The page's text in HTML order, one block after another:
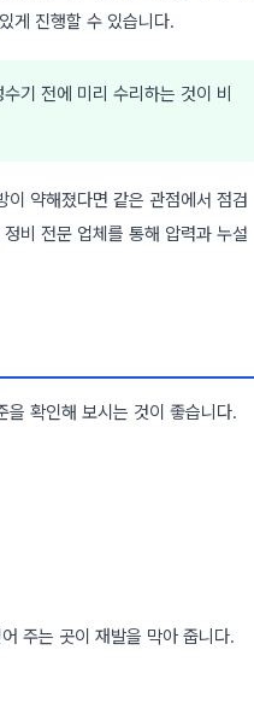
게 진행할 수 있습니다.
기 전에 미리 수리하는 것이 비
약해졌다면 같은 관점에서 점검
정비 전문 업체를 통해 압력과 누설
을 확인해 보시는 것이 좋습니다.
주는 곳이 재발을 막아 줍니다.